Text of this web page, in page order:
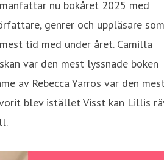
nu bokåret 2025 med
genrer och uppläsare som
tid med under året. Camilla
var den mest lyssnade boken
av Rebecca Yarros var den
blev istället Visst kan Lillis